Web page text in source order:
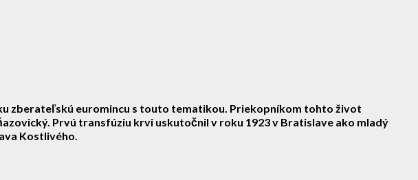
zberateľskú euromincu s touto tematikou. Priekopníkom tohto život
Prvú transfúziu krvi uskutočnil v roku 1923 v Bratislave ako mladý
Kostlivého.